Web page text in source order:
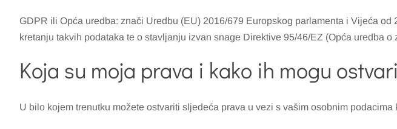
GDPR ili Opća uredba: znači Uredbu (EU) 2016/679 Europskog parlamenta i Vijeća
kretanju takvih podataka te o stavljanju izvan snage Direktive 95/46/EZ (Opća uredba
Koja su moja prava i kako ih mogu
U bilo kojem trenutku možete ostvariti sljedeća prava u vezi s vašim osobnim podacima